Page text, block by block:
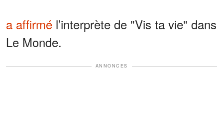
a affirmé l’interprète de "Vis ta vie" dans
Le Monde.
ANNONCES